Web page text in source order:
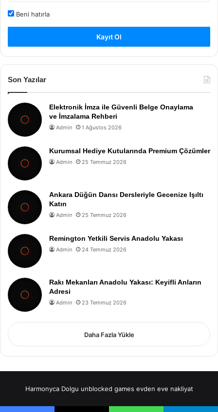
Beni hatırla
Kayıt Ol
Son Yazılar
Elektronik İmza ile Güvenli Belge Onaylama
ve İmzalama Rehberi
Admin 1 Ağustos 2026
Kurumsal Hediye Kutularında Premium Çözümler
Admin 25 Temmuz 2026
Ankara Düğün Dansı Dersleriyle Gecenize Işıltı
Katın
Admin 25 Temmuz 2026
Remington Yetkili Servis Anadolu Yakası
Admin 24 Temmuz 2026
Rakı Mekanları Anadolu Yakası: Keyifli Anların
Adresi
Admin 23 Temmuz 2026
Daha Fazla Yükle
Harmonyca Dolgu unblocked games evden eve nakliyat